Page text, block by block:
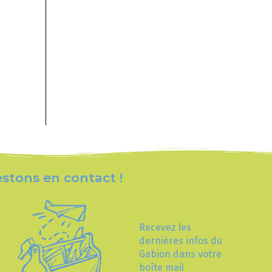
en contact !
Recevez les
dernières infos du
Gabion dans votre
boîte mail